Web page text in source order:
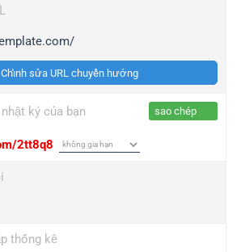
Chỉnh sửa URL chuyển hướng
ký của bạn sao chép
2tt8q8
thống kê